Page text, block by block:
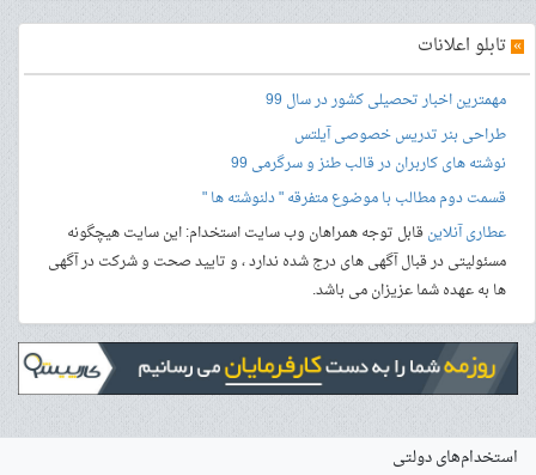
» تابلو اعلانات
مهمترین اخبار تحصیلی کشور در سال 99
طراحی بنرتدریس خصوصی آیلتس
نوشته های کاربران در قالب طنز و سرگرمی 99
قسمت دوم مطالب با موضوع متفرقه " دلنوشته ها "
عطاری آنلاینقابل توجه همراهان وب سایت استخدام: این سایت هیچگونه
مسئولیتی در قبال آگهی های درج شده ندارد ، و تایید صحت و شرکت در آگهی
ها به عهده شما عزیزان می باشد.
استخدام‌های دولتی